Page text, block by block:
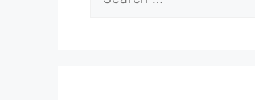
for: